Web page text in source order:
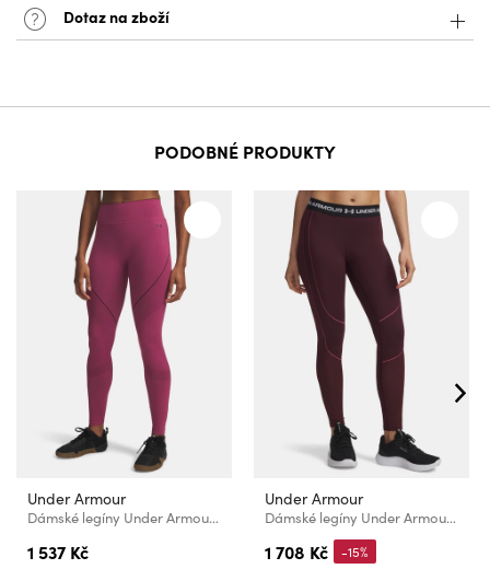
Dotaz na zboží
PODOBNÉ PRODUKTY
Under Armour
Dámské legíny Under Armour UA Vanish Seamless Legging-RED
1 537 Kč
Under Armour
Dámské legíny Under Armour UA ColdGear Textured Legging-RED
1 708 Kč -15%